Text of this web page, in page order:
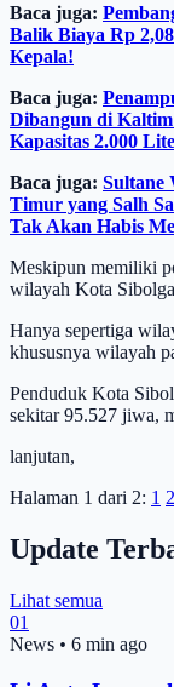
Baca juga:
Balik Biaya Rp
Kepala!
Baca juga:
Dibangun di
Kapasitas 2.000
Baca juga: Sultane
Timur yang Salh
Tak Akan Habis
Meskipun memiliki
wilayah Kota
Hanya sepertiga
khususnya wilayah
Penduduk Kota
sekitar 95.527 jiwa,
lanjutan,
Halaman 1 dari 2: 1 2
Update
Lihat semua
01
News • 6 min ago